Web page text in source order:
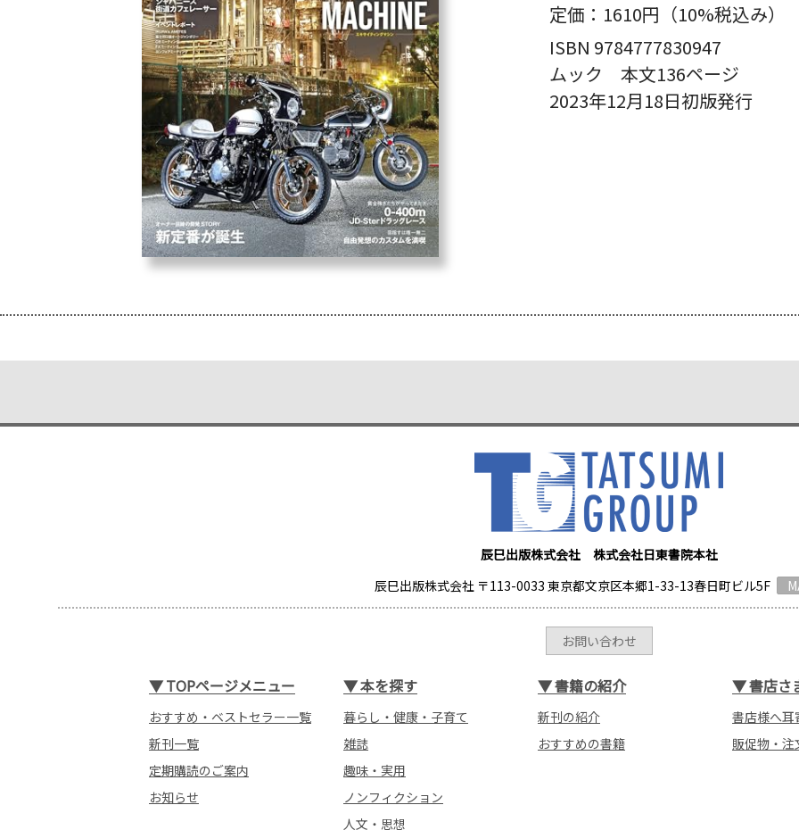
定価： 1610円（10%税込み）
ISBN 9784777830947
ムック 本文136ページ
2023年12月18日初版発行
辰巳出版株式会社 株式会社日東書院本社
辰巳出版株式会社 〒113-0033 東京都文京区本郷1-33-13春日町ビル5F
お問い合わせ
▼TOPページメニュー
おすすめ・ベストセラー一覧
新刊一覧
定期購読のご案内
お知らせ
▼本を探す
暮らし・健康・子育て
雑誌
趣味・実用
ノンフィクション
人文・思想
▼書籍の紹介
新刊の紹介
おすすめの書籍
▼書店さ
書店様へ耳
販促物・注